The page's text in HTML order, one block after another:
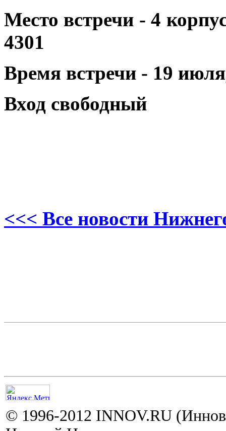
Место встречи - 4
4301
Время встречи - 19
Вход свободный
<<< Все новости
© 1996-2012 INNOV.RU